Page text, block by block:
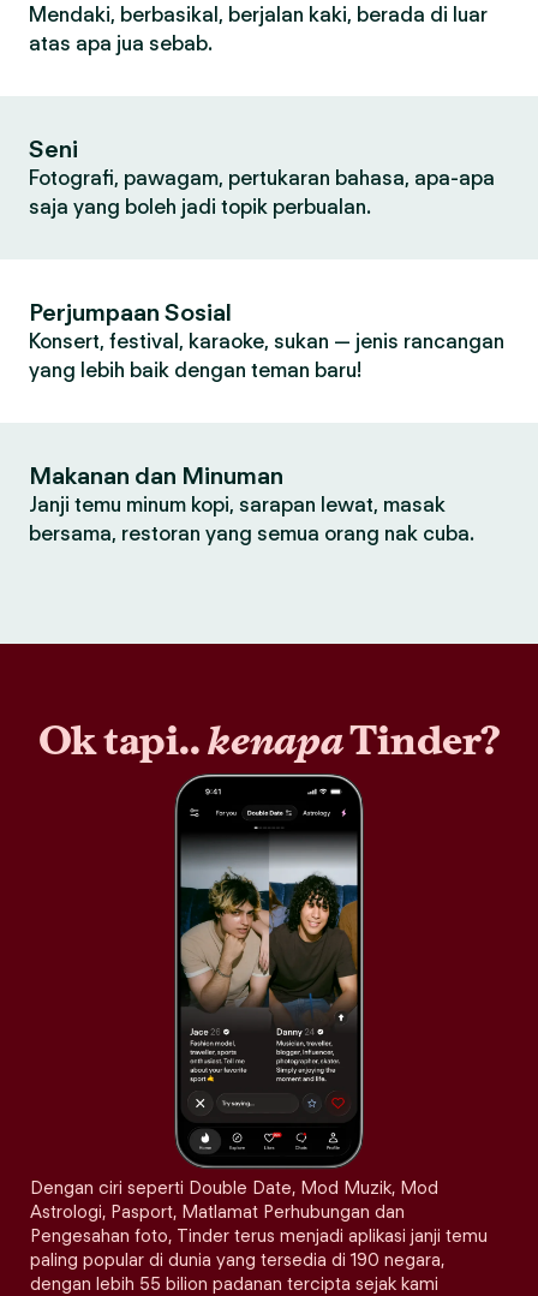
Mendaki, berbasikal, berjalan kaki, berada di luar
atas apa jua sebab.
Seni
Fotografi, pawagam, pertukaran bahasa, apa-apa
saja yang boleh jadi topik perbualan.
Perjumpaan Sosial
Konsert, festival, karaoke, sukan — jenis rancangan
yang lebih baik dengan teman baru!
Makanan dan Minuman
Janji temu minum kopi, sarapan lewat, masak
bersama, restoran yang semua orang nak cuba.
Ok tapi..kenapaTinder?
Dengan ciri seperti Double Date, Mod Muzik, Mod
Astrologi, Pasport, Matlamat Perhubungan dan
Pengesahan foto, Tinder terus menjadi aplikasi janji temu
paling popular di dunia yang tersedia di 190 negara,
dengan lebih 55 bilion padanan tercipta sejak kami